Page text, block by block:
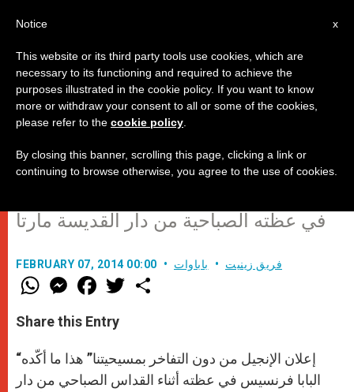
البابا فرنسيس: "أن نكون مسيحيين
ليس امتيازًا فالتبشير بالإنجيل يتطلّب
التواضع"
في عظته الصباحية من دار القديسة مارتا
FEBRUARY 07, 2014 00:00 فريق زينيت باباوات
W
h
t
s
p
p
M
e
s
e
g
e
r
F
a
e
b
o
k
w
r
Share this Entry
“إعلان الإنجيل من دون التفاخر بمسيحيتنا” هذا ما أكّده
البابا فرنسيس في عظته أثناء القداس الصباحي من دار
x
Notice
This website or its third party tools use cookies, which are
necessary to its functioning and required to achieve the
purposes illustrated in the cookie policy. If you want to know
more or withdraw your consent to all or some of the cookies,
please refer to the cookie policy
By closing this banner, scrolling this page, clicking a link or
continuing to browse otherwise, you agree to the use of cookies.